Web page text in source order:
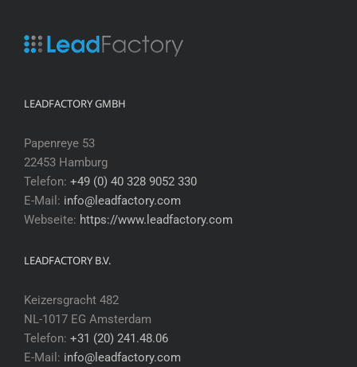
LEADFACTORY GMBH
Papenreye 53
22453 Hamburg
Telefon: +49 (0) 40 328 9052 330
E-Mail: info@leadfactory.com
Webseite: https://www.leadfactory.com
LEADFACTORY B.V.
Keizersgracht 482
NL-1017 EG Amsterdam
Telefon: +31 (20) 241.48.06
E-Mail: info@leadfactory.com